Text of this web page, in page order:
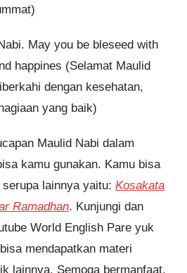
May you be bleseed with
happines (Selamat Maulid
dengan kesehatan,
yang baik)
Maulid Nabi dalam
kamu gunakan. Kamu bisa
lainnya yaitu: Kosakata
Ramadhan. Kunjungi dan
World English Pare yuk
mendapatkan materi
lainnya. Semoga bermanfaat,